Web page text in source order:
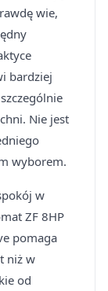
wie,
bardziej
Nie jest
wyborem.
w
ZF 8HP
pomaga
niż w
od